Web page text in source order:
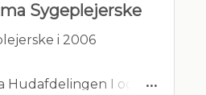
Selskab For
af Danish Society for
Sygeplejerske
i 2006
Hudafdelingen I og